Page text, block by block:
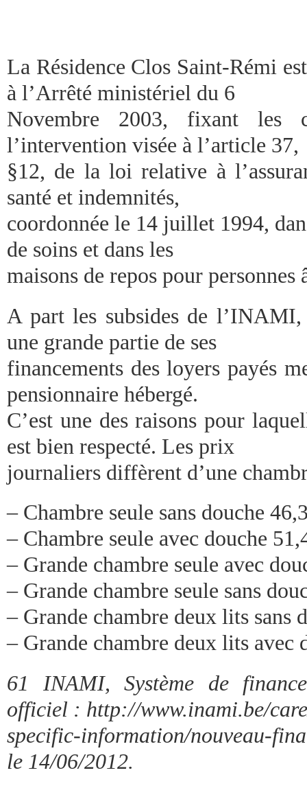
La Résidence Clos Saint-Rémi
à l’Arrêté ministériel du 6
Novembre 2003, fixant les
l’intervention visée à l’article 37,
§12, de la loi relative à
santé et indemnités,
coordonnée le 14 juillet 1994,
de soins et dans les
maisons de repos pour personnes
A part les subsides de
une grande partie de ses
financements des loyers payés
pensionnaire hébergé.
C’est une des raisons pour
est bien respecté. Les prix
journaliers diffèrent d’une
– Chambre seule sans douche
– Chambre seule avec douche
– Grande chambre seule avec
– Grande chambre seule sans
– Grande chambre deux lits sans
– Grande chambre deux lits avec
61 INAMI, Système de
officiel : http://www.inami.be/
specific-information/nouveau-
le 14/06/2012.